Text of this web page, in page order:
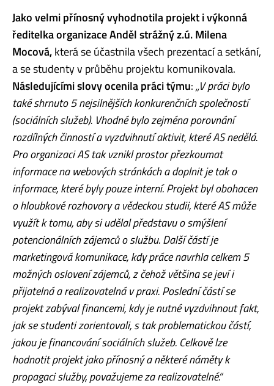
Jako velmi přínosný vyhodnotila projekt i výkonná
ředitelka organizace Anděl strážný z.ú. Milena
Mocová,která se účastnila všech prezentací a setkání,
a se studenty v průběhu projektu komunikovala.
Následujícími slovy ocenila práci týmu:„V práci bylo
také shrnuto 5 nejsilnějších konkurenčních společností
(sociálních služeb). Vhodné bylo zejména porovnání
rozdílných činností a vyzdvihnutí aktivit, které AS nedělá.
Pro organizaci AS tak vznikl prostor přezkoumat
informace na webových stránkách a doplnit je tak o
informace, které byly pouze interní. Projekt byl obohacen
o hloubkové rozhovory a vědeckou studii, které AS může
využít k tomu, aby si udělal představu o smýšlení
potencionálních zájemců o službu. Další částí je
marketingová komunikace, kdy práce navrhla celkem 5
možných oslovení zájemců, z čehož většina se jeví i
přijatelná a realizovatelná v praxi. Poslední částí se
projekt zabýval financemi, kdy je nutné vyzdvihnout fakt,
jak se studenti zorientovali, s tak problematickou částí,
jakou je financování sociálních služeb. Celkově lze
hodnotit projekt jako přínosný a některé náměty k
propagaci služby, považujeme za realizovatelné.“